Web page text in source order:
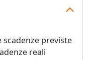
scadenze previste
reali